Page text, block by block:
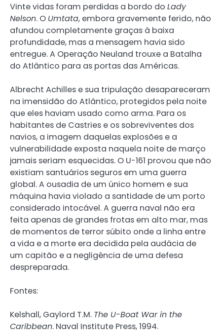
Vinte vidas foram perdidas a bordo do Lady
Nelson. O Umtata, embora gravemente ferido, não
afundou completamente graças à baixa
profundidade, mas a mensagem havia sido
entregue. A Operação Neuland trouxe a Batalha
do Atlântico para as portas das Américas.
Albrecht Achilles e sua tripulação desapareceram
na imensidão do Atlântico, protegidos pela noite
que eles haviam usado como arma. Para os
habitantes de Castries e os sobreviventes dos
navios, a imagem daquelas explosões e a
vulnerabilidade exposta naquela noite de março
jamais seriam esquecidas. O U-161 provou que não
existiam santuários seguros em uma guerra
global. A ousadia de um único homem e sua
máquina havia violado a santidade de um porto
considerado intocável. A guerra naval não era
feita apenas de grandes frotas em alto mar, mas
de momentos de terror súbito onde a linha entre
a vida e a morte era decidida pela audácia de
um capitão e a negligência de uma defesa
despreparada.
Fontes:
Kelshall, Gaylord T.M. The U-Boat War in the
Caribbean. Naval Institute Press, 1994.